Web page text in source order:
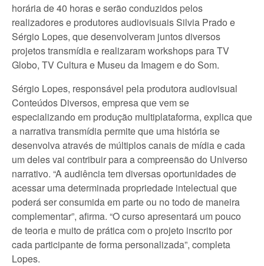
horária de 40 horas e serão conduzidos pelos
realizadores e produtores audiovisuais Silvia Prado e
Sérgio Lopes, que desenvolveram juntos diversos
projetos transmídia e realizaram workshops para TV
Globo, TV Cultura e Museu da Imagem e do Som.
Sérgio Lopes, responsável pela produtora audiovisual
Conteúdos Diversos, empresa que vem se
especializando em produção multiplataforma, explica que
a narrativa transmídia permite que uma história se
desenvolva através de múltiplos canais de mídia e cada
um deles vai contribuir para a compreensão do Universo
narrativo. “A audiência tem diversas oportunidades de
acessar uma determinada propriedade intelectual que
poderá ser consumida em parte ou no todo de maneira
complementar”, afirma. “O curso apresentará um pouco
de teoria e muito de prática com o projeto inscrito por
cada participante de forma personalizada”, completa
Lopes.